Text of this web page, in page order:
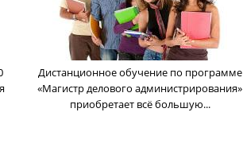
Дистанционное обучение по программе
«Магистр делового администрирования»
приобретает всё большую...